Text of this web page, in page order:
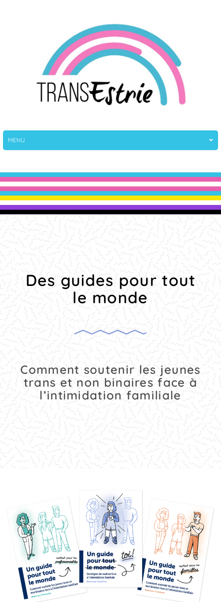
MENU
Des guides pour tout
le monde
Comment soutenir les jeunes
trans et non binaires face à
l’intimidation familiale